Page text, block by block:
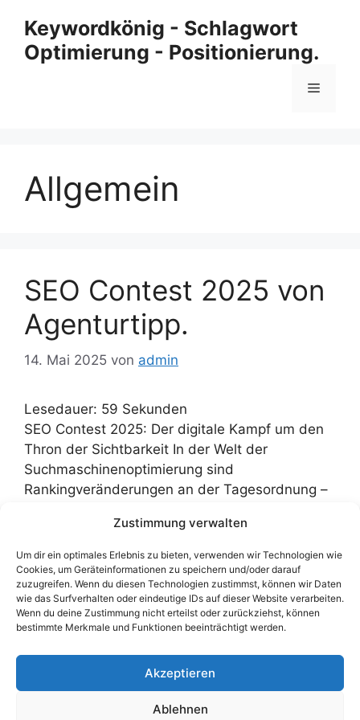
Zustimmung verwalten
Um dir ein optimales Erlebnis zu bieten, verwenden wir Technologien wie
Cookies, um Geräteinformationen zu speichern und/oder darauf
zuzugreifen. Wenn du diesen Technologien zustimmst, können wir Daten
wie das Surfverhalten oder eindeutige IDs auf dieser Website verarbeiten.
Wenn du deine Zustimmung nicht erteilst oder zurückziehst, können
bestimmte Merkmale und Funktionen beeinträchtigt werden.
Akzeptieren
Ablehnen
Inhalt
springen
Keywordkönig - Schlagwort
Optimierung - Positionierung.
Menü
Allgemein
SEO Contest 2025 von
Agenturtipp.
14. Mai 2025 von admin
Lesedauer: 59 Sekunden
SEO Contest 2025: Der digitale Kampf um den
Thron der Sichtbarkeit In der Welt der
Suchmaschinenoptimierung sind
Rankingveränderungen an der Tagesordnung –
öffentliches Spektakel: der SEO Contest von
Agenturtipp.de. Was als kreatives Experiment
begann, ist längst zu einem festen Termin im
Kalender der SEO-Szene geworden. Agenturen,
Freelancer und … Weiterlesen …
Kategorien
Allgemein,SEO
Kommentar hinterlassen